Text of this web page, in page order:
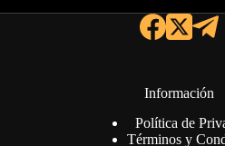
Información
Política de
Términos y